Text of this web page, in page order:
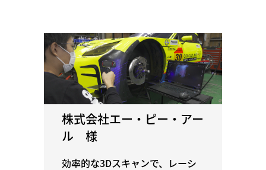
株式会社エー・ピー・アー
ル 様
効率的な3Dスキャンで、レーシ